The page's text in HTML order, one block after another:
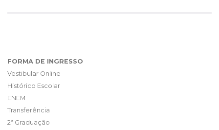
FORMA DE INGRESSO
Vestibular Online
Histórico Escolar
ENEM
Transferência
2ª Graduação